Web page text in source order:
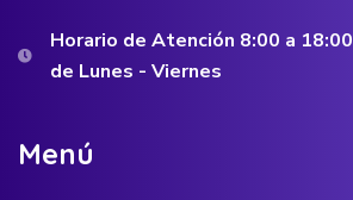
Horario de Atención 8:00 a 18:00
de Lunes - Viernes
Menú